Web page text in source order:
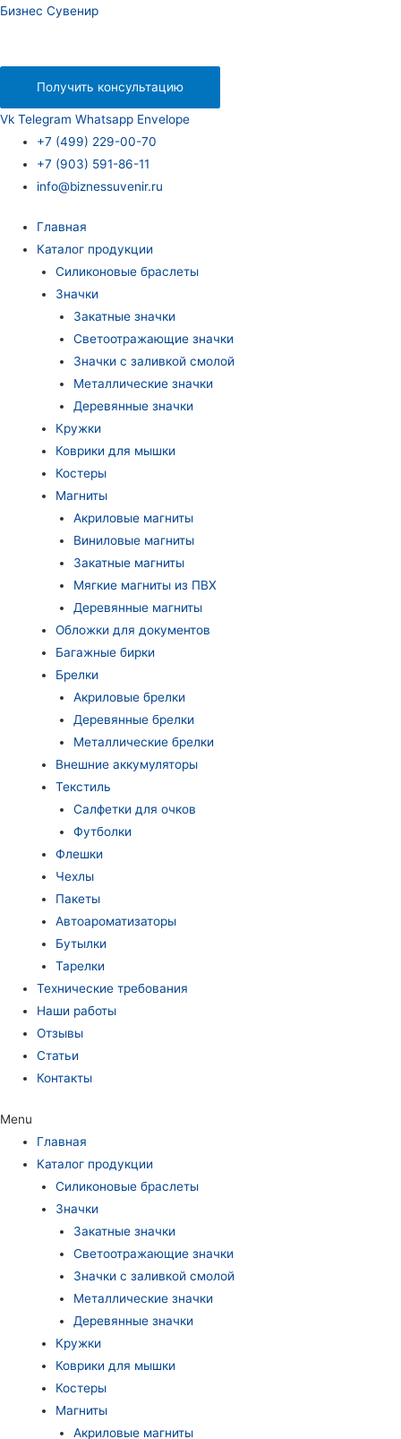
Бизнес Сувенир
Получить консультацию
Vk Telegram Whatsapp Envelope
+7 (499) 229-00-70
+7 (903) 591-86-11
info@biznessuvenir.ru
Главная
Каталог продукции
Силиконовые браслеты
Значки
Закатные значки
Светоотражающие значки
Значки с заливкой смолой
Металлические значки
Деревянные значки
Кружки
Коврики для мышки
Костеры
Магниты
Акриловые магниты
Виниловые магниты
Закатные магниты
Мягкие магниты из ПВХ
Деревянные магниты
Обложки для документов
Багажные бирки
Брелки
Акриловые брелки
Деревянные брелки
Металлические брелки
Внешние аккумуляторы
Текстиль
Салфетки для очков
Футболки
Флешки
Чехлы
Пакеты
Автоароматизаторы
Бутылки
Тарелки
Технические требования
Наши работы
Отзывы
Статьи
Контакты
Menu
Главная
Каталог продукции
Силиконовые браслеты
Значки
Закатные значки
Светоотражающие значки
Значки с заливкой смолой
Металлические значки
Деревянные значки
Кружки
Коврики для мышки
Костеры
Магниты
Акриловые магниты